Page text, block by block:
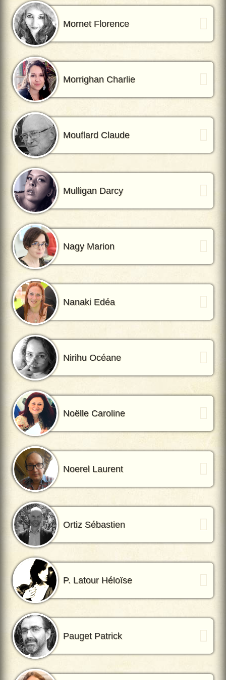
Mornet Florence
Morrighan Charlie
Mouflard Claude
Mulligan Darcy
Nagy Marion
Nanaki Edéa
Nirihu Océane
Noëlle Caroline
Noerel Laurent
Ortiz Sébastien
P. Latour Héloïse
Pauget Patrick